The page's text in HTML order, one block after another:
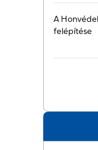
A
felépítése